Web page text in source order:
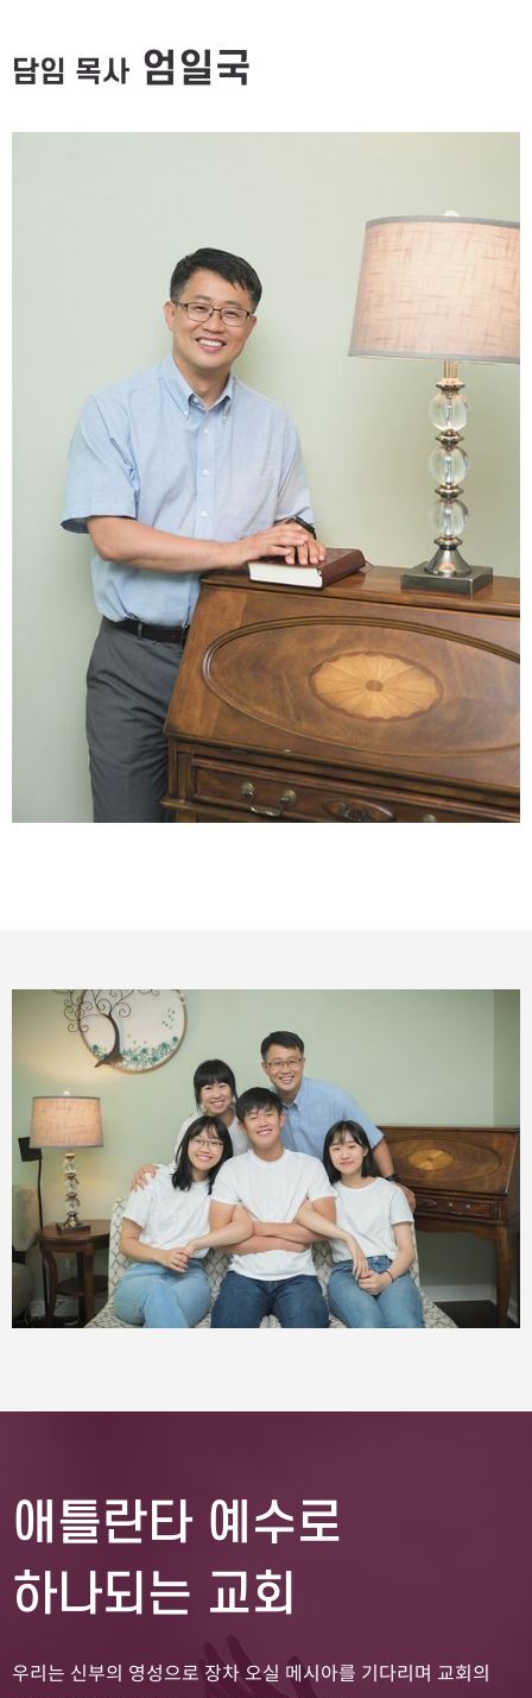
담임 목사 엄일국
애틀란타 예수로
하나되는 교회
우리는 신부의 영성으로 장차 오실 메시아를 기다리며 교회의